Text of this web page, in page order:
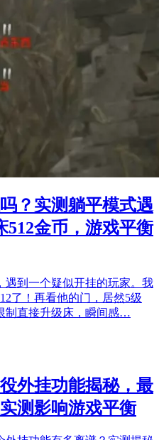
？实测躺平模式遇
512金币，游戏平衡
遇到一个疑似开挂的玩家。我
了！再看他的门，居然5级
制直接升级床，瞬间感…
外挂功能揭秘，最
测影响游戏平衡